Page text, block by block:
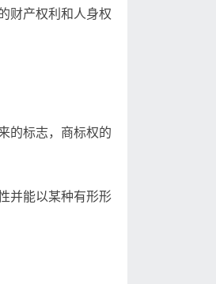
财产权利和人身权
的标志，商标权的
并能以某种有形形